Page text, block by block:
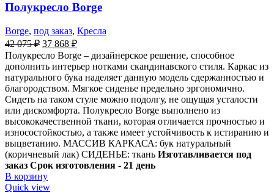
Полукресло Borge
Borge, под заказ, Кресла
42 075₽ 37 868 ₽
Полукресло Borge – дизайнерское решение, способное
дополнить интерьер нотками скандинавского стиля. Каркас из
натурального бука наделяет данную модель сдержанностью и
благородством. Мягкое сиденье предельно эргономично.
Сидеть на таком стуле можно подолгу, не ощущая усталости
или дискомфорта. Полукресло Borge выполнено из
высококачественной ткани, которая отличается прочностью и
износостойкостью, а также имеет устойчивость к истиранию и
выцветанию. МАССИВ КАРКАСА: бук натуральный
(коричневый лак) СИДЕНЬЕ: ткань Изготавливается под
заказ Срок изготовления - 21 день
В корзину
Quick view